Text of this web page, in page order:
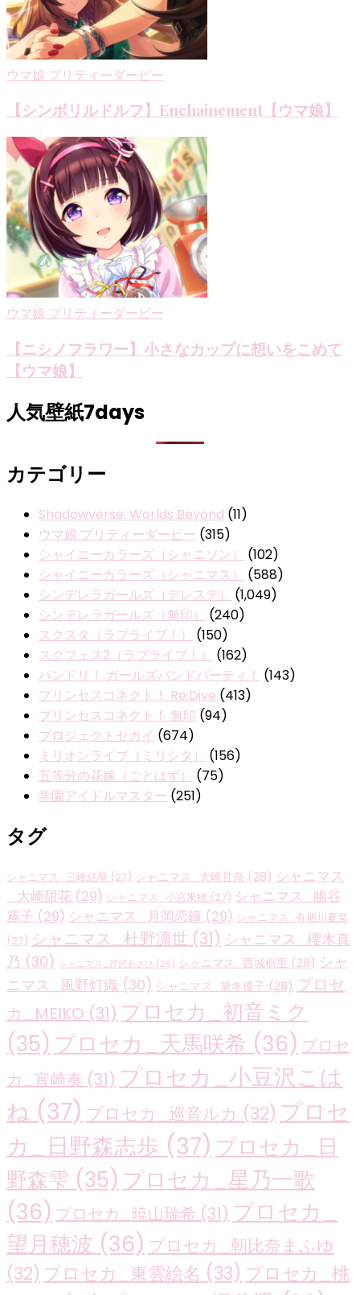
ウマ娘 プリティーダービー
【シンボリルドルフ】Enchainement【ウマ娘】
ウマ娘 プリティーダービー
【ニシノフラワー】小さなカップに想いをこめて
【ウマ娘】
人気壁紙7days
カテゴリー
Shadowverse: Worlds Beyond (11)
ウマ娘 プリティーダービー (315)
シャイニーカラーズ（シャニソン）
(102)
シャイニーカラーズ（シャニマス）
(588)
シンデレラガールズ（デレステ）
(1,049)
シンデレラガールズ（無印）
(240)
スクスタ（ラブライブ！）
(150)
スクフェス2（ラブライブ！）
(162)
バンドリ！ ガールズバンドパーティ！ (143)
プリンセスコネクト！ Re:Dive (413)
プリンセスコネクト！ 無印 (94)
プロジェクトセカイ (674)
ミリオンライブ（ミリシタ）
(156)
五等分の花嫁（ごとぱず）
(75)
学園アイドルマスター (251)
タグ
シャニマス_三峰結華 (27) シャニマス_大崎甘奈 (28) シャニマス
_大崎甜花 (29) シャニマス_小宮果穂 (27) シャニマス_幽谷
霧子 (29) シャニマス_月岡恋鐘 (29) シャニマス_有栖川夏葉
(27) シャニマス_杜野凛世 (31) シャニマス_櫻木真
乃 (30) シャニマス_芹沢あさひ (26) シャニマス_西城樹里 (28) シャ
ニマス_風野灯織 (30) シャニマス_黛冬優子 (28) プロセ
カ_MEIKO (31) プロセカ_初音ミク
(35) プロセカ_天馬咲希 (36) プロセ
カ_宵崎奏 (31) プロセカ_小豆沢こは
ね (37) プロセカ_巡音ルカ (32) プロセ
カ_日野森志歩 (37) プロセカ_日
野森雫 (35) プロセカ_星乃一歌
(36) プロセカ_暁山瑞希 (31) プロセカ_
望月穂波 (36) プロセカ_朝比奈まふゆ
(32) プロセカ_東雲絵名 (33) プロセカ_桃